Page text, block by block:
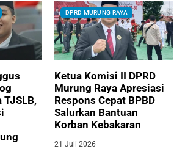
TJSLB,
DPRD MURUNG RAYA
Ketua Komisi II DPRD
Murung Raya Apresiasi
Respons Cepat BPBD
Salurkan Bantuan
Korban Kebakaran
21 Juli 2026